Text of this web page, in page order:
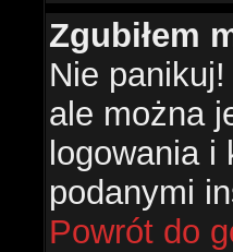
Zgubiłem
Nie
ale można
logowania i
podanymi
Powrót do